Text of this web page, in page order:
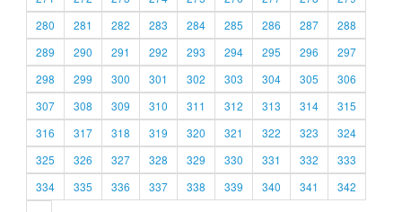
280
281 282 283 284 285 286 287
288
289
290 291 292 293 294 295 296
297
298
299 300 301 302 303 304 305
306
307
308 309 310 311 312 313 314
315
316
317 318 319 320 321 322 323
324
325
326 327 328 329 330 331 332
333
334
335 336 337 338 339 340 341
342